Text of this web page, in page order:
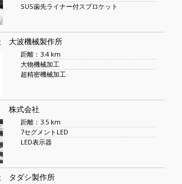
SUS歯先ライナー付スプロケット
大波機械製作所
距離：3.4 km
大物機械加工
超精密機械加工
株式会社
距離：3.5 km
7セグメントLED
LED表示器
タダシ製作所